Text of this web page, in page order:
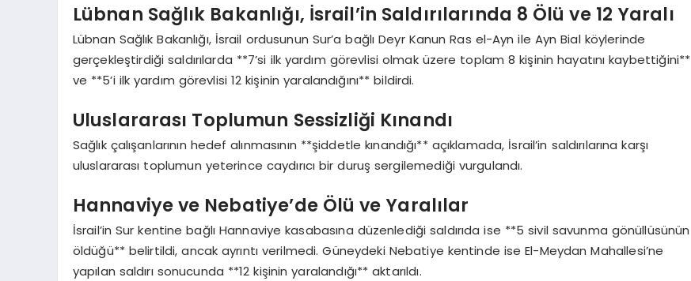
Lübnan Sağlık Bakanlığı, İsrail’in Saldırılarında 8 Ölü ve 12 Yaralı
Lübnan Sağlık Bakanlığı, İsrail ordusunun Sur’a bağlı Deyr Kanun Ras el-Ayn ile Ayn Bial köylerinde
gerçekleştirdiği saldırılarda **7’si ilk yardım görevlisi olmak üzere toplam 8 kişinin hayatını kaybettiğini**
ve **5’i ilk yardım görevlisi 12 kişinin yaralandığını** bildirdi.
Uluslararası Toplumun Sessizliği Kınandı
Sağlık çalışanlarının hedef alınmasının **şiddetle kınandığı** açıklamada, İsrail’in saldırılarına karşı
uluslararası toplumun yeterince caydırıcı bir duruş sergilemediği vurgulandı.
Hannaviye ve Nebatiye’de Ölü ve Yaralılar
İsrail’in Sur kentine bağlı Hannaviye kasabasına düzenlediği saldırıda ise **5 sivil savunma gönüllüsünün
öldüğü** belirtildi, ancak ayrıntı verilmedi. Güneydeki Nebatiye kentinde ise El-Meydan Mahallesi’ne
yapılan saldırı sonucunda **12 kişinin yaralandığı** aktarıldı.